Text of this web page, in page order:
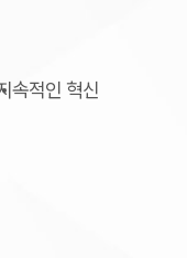
속적인 혁신